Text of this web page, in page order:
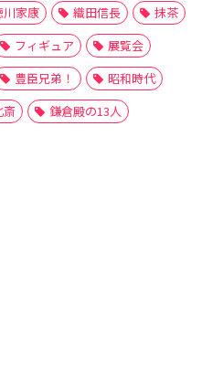
川家康 織田信長
抹茶
フィギュア
展覧会
豊臣兄弟！
昭和時代
斎 鎌倉殿の13人